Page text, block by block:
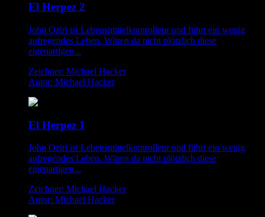
El Herpez 2
John Oziri ist Lebensmittelkontrolleur und führt ein wenig
aufregendes Leben. Wären da nicht plötzlich diese
eigenartigen...
Zeichner: Michael Hacker
Autor: Michael Hacker
El Herpez 1
John Oziri ist Lebensmittelkontrolleur und führt ein wenig
aufregendes Leben. Wären da nicht plötzlich diese
eigenartigen...
Zeichner: Michael Hacker
Autor: Michael Hacker